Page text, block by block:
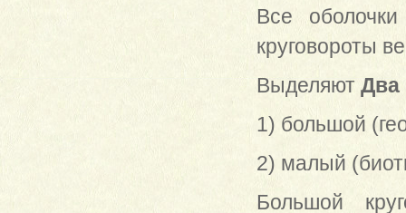
Все
круговороты
Выделяют Два
1) большой
2) малый
Большой